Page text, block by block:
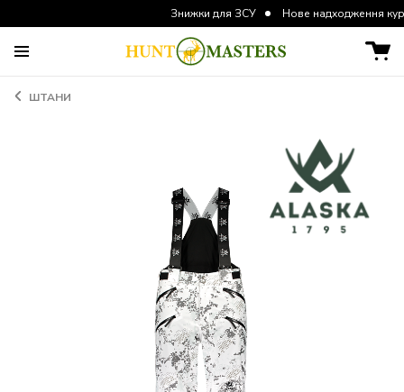
Знижки для ЗСУ Нове надходження курток та
ШТАНИ